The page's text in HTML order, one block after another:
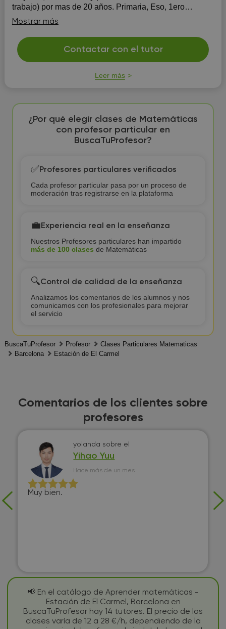
trabajo) por mas de 20 años. Primaria, Eso, 1ero
bachillerato,2 bachillerato, Bachillerato internacional
,selectividad,acceso a gra...
Mostrar más
Contactar con el tutor
Leer más
¿Por qué elegir clases de Matemáticas
con profesor particular en
BuscaTuProfesor?
✅Profesores particulares verificados
Cada profesor particular pasa por un proceso de
moderación tras registrarse en la plataforma
💼Experiencia real en la enseñanza
Nuestros Profesores particulares han impartido
más de 100 clases de Matemáticas
🔍Control de calidad de la enseñanza
Analizamos los comentarios de los alumnos y nos
comunicamos con los profesionales para mejorar
el servicio
BuscaTuProfesor Profesor
Clases Particulares Matematicas
Barcelona
Estación de El Carmel
Comentarios de los clientes sobre
profesores
yolanda sobre el
Yihao Yuu
Hace más de un mes
Muy bien.
📢 En el catálogo de Aprender matemáticas -
Estación de El Carmel, Barcelona en
BuscaTuProfesor hay 14 tutores. El precio de las
clases varía de 12 a 28 €/h, dependiendo de la